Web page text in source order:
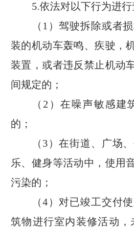
5.依法对以下行为进行
（ 1）驾驶拆除或者
装的机动车轰鸣、疾驶，
装置，或者违反禁止机动
间规定的；
（ 2）在噪声敏感建
的；
（ 3）在街道、广场
乐、健身等活动中，使用
污染的；
（4）对已竣工交付
筑物进行室内装修活动